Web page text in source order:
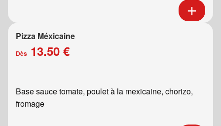
Pizza Méxicaine
Dès 13.50 €
Base sauce tomate, poulet à la mexicaine, chorizo,
fromage